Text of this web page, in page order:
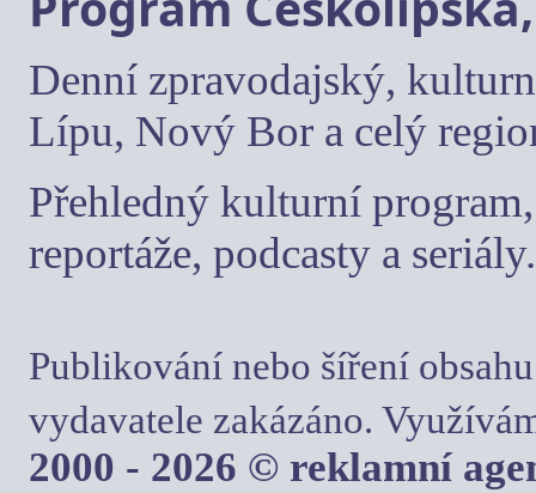
Denní zpravodajský,
Lípu, Nový Bor a celý
Přehledný kulturní
reportáže, podcasty a seriály.
Publikování nebo šíření
vydavatele zakázáno.
2000 - 2026 © reklamní